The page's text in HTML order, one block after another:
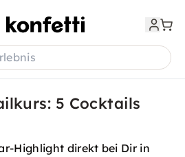
5 Cocktails
Highlight direkt bei Dir in